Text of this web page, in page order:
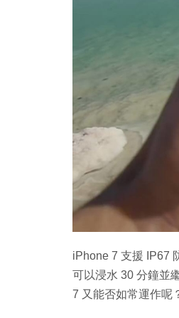
iPhone 7 支援 IP67
可以浸水 30 分鐘並
7 又能否如常運作呢